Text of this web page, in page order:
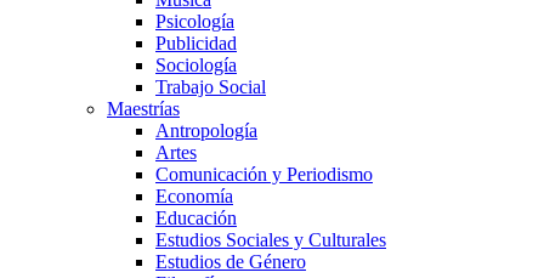
Psicología
Publicidad
Sociología
Trabajo Social
Maestrías
Antropología
Artes
Comunicación y Periodismo
Economía
Educación
Estudios Sociales y Culturales
Estudios de Género